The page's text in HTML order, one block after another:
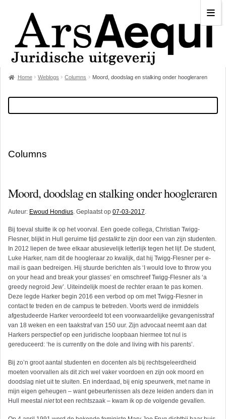
Home Weblogs Columns Moord, doodslag en stalking onder hoogleraren
Columns
Moord, doodslag en stalking onder hoogleraren
Auteur: Ewoud Hondius. Geplaatst op 07-03-2017.
Bij toeval stuitte ik op het voorval. Een goede collega, Christian Twigg-
Flesner, blijkt in Hull geruime tijd gestalktte zijn door een van zijn studenten.
In 2012 liepen de twee elkaar abusievelijk letterlijk tegen het lijf. De student,
Luke Harker, nam dit de hoogleraar zo kwalijk, dat hij Twigg-Flesner per e-
mail is gaan bedreigen. Hij stuurde berichten als ‘I would love to throw you
on your head and break your glasses’ en omschreef Twigg-Flesner als ‘a
greedy negroid Jew’. Uiteindelijk moest de rechter eraan te pas komen.
Deze legde Harker begin 2016 een verbod op om met Twigg-Flesner in
contact te treden en de campus te betreden. Voorts werd de inmiddels
afgestudeerde Harker veroordeeld tot een voorwaardelijke gevangenisstraf
van 18 weken en een taakstraf van 150 uur. Zijn advocaat neemt aan dat
Harkers perspectief op een juridische loopbaan hiermee tot nul is
gereduceerd: ‘he is currently on the dole and living with his parents’.
Bij zo’n groot aantal studenten en docenten als bij rechtsgeleerdheid
moeten voorvallen als dit zich wel vaker voordoen en zijn ook moord en
doodslag niet uit te sluiten. En inderdaad, bij enig speurwerk, met name in
mijn eigen geheugen – want gebeurtenissen als deze leiden anders dan in
Hull meestal niettot een rechtszaak – kwam ik op de volgende gevallen.